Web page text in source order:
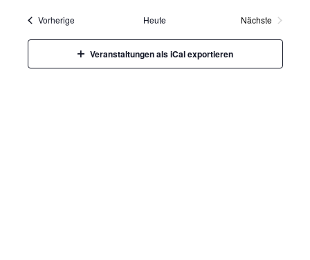
VorherigeVeranstaltungen Heute
Nächste
Veranstaltungen als iCal exportieren